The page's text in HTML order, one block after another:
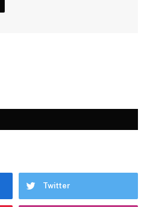
Twitter